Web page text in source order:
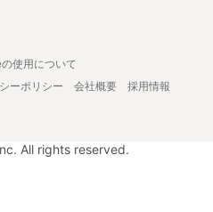
使用について
ーポリシー 会社概要
採用情報
All rights reserved.